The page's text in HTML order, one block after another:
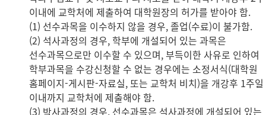
이내에 교학처에 제출하여 대학원장의 허가를 받아야 함.
(1) 선수과목을 이수하지 않을 경우, 졸업(수료)이 불가함.
(2) 석사과정의 경우, 학부에 개설되어 있는 과목은
선수과목으로만 이수할 수 있으며, 부득이한 사유로 인하여
학부과목을 수강신청할 수 없는 경우에는 소정서식(대학원
홈페이지-게시판-자료실, 또는 교학처 비치)을 개강후 1주일
이내까지 교학처에 제출해야 함.
(3) 박사과정의 경우, 선수과목은 석사과정에 개설되어 있는